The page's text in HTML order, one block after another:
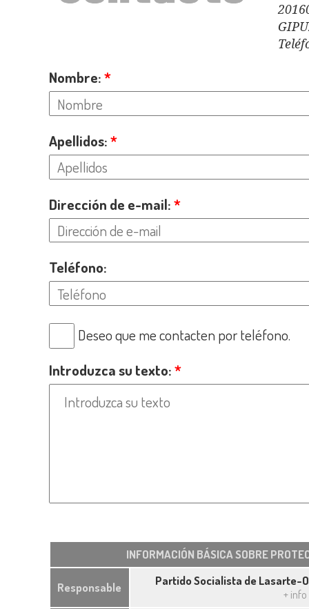
Nombre:*
Apellidos:*
Dirección de e-mail:*
Teléfono:
Deseo que me contacten por teléfono.
Introduzca su texto:*
INFORMACIÓN BÁSICA SOBRE
Responsable
Partido Socialista de Lasarte-
+ info